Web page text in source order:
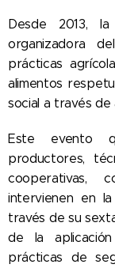
Desde 2013, la
organizadora
prácticas
alimentos
social a través de
Este evento
productores,
cooperativas,
intervienen en la
través de su
de la
prácticas de